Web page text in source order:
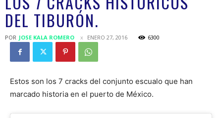
DEL TIBURÓN.
POR JOSE KALA ROMERO ENERO 27, 2016 6300
Estos son los 7 cracks del conjunto escualo que han
marcado historia en el puerto de México.